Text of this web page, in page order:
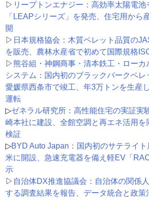
▷ リープトンエナジー：高効率太陽電池
「LEAPシリーズ」を発売、住宅用から
開
▷ 日本規格協会：木質ペレット品質の
を販売、農林水産省で初めて国際規格
▷ 熊谷組・神鋼商事・清本鉄工・ローカ
システム：国内初のブラックバークペレ
愛媛県西条市で竣工、年3万トンを生産
運転
▷ゼネラル研究所：高性能住宅の実証実
崎本社に建設、全館空調と再エネ活用を
検証
▷BYD Auto Japan：国内初のサテライト
米に開設、急速充電器を備え軽EV「
示
▷ 自治体DX推進協議会：自治体の関係
する調査結果を報告、データ統合と政策